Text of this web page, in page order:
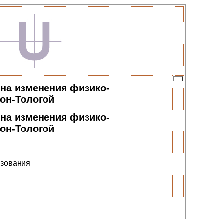
изменения физико-
Тологой
изменения физико-
Тологой